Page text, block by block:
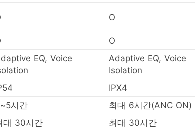
O
O
EQ, Voice
Adaptive EQ, Voice
Isolation
IPX4
시간
최대 6시간(ANC ON)
대 30시간 최대 30시간